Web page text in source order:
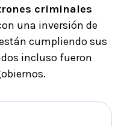
criminales
una inversión de
cumpliendo sus
incluso fueron